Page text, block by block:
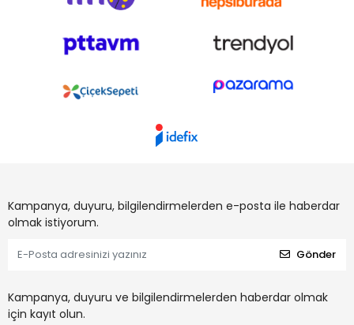
Kampanya, duyuru, bilgilendirmelerden e-posta ile haberdar
olmak istiyorum.
Gönder
Kampanya, duyuru ve bilgilendirmelerden haberdar olmak
için kayıt olun.